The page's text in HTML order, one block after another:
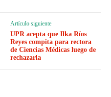
Artículo siguiente
UPR acepta que Ilka Ríos
Reyes compita para rectora
de Ciencias Médicas luego de
rechazarla